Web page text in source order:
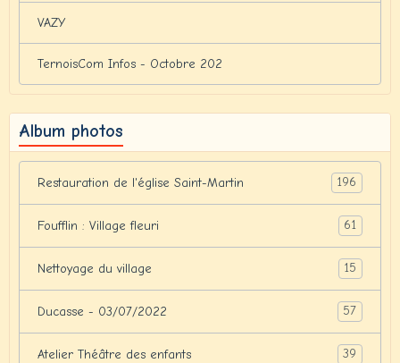
VAZY
TernoisCom Infos - Octobre 202
Album photos
Restauration de l'église Saint-Martin 196
Foufflin : Village fleuri 61
Nettoyage du village 15
Ducasse - 03/07/2022 57
Atelier Théâtre des enfants 39